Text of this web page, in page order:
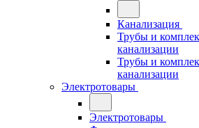
Канализация
Трубы и
канализации
Трубы и
канализации
Электротовары
Электротовары